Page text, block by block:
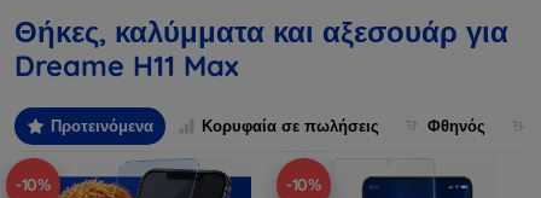
Θήκες, καλύμματα και αξεσουάρ για
Dreame H11 Max
Προτεινόμενα Κορυφαία σε πωλήσεις Φθηνός
-10% -10%